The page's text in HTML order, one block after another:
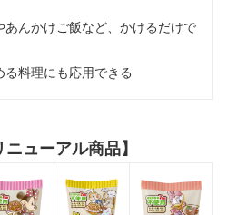
あんかけご飯など、かけるだけで
料理にも応用できる
ューアル商品】